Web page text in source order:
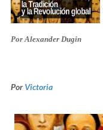
Por Alexander Dugin
PorVictoria